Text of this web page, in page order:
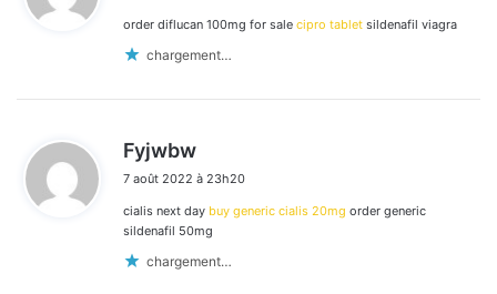
order diflucan 100mg for sale cipro tablet sildenafil viagra
chargement…
Fyjwbw
t
:
7 août 2022 à 23h20
cialis next day buy generic cialis 20mg order generic
sildenafil 50mg
chargement…